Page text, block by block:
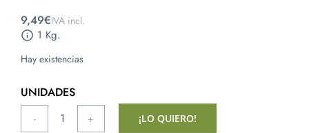
9,49€
1 Kg.
Hay existencias
Dextrosa
¡LO QUIERO!